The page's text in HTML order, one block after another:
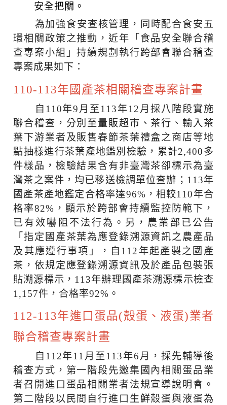
安全把關。
為加強食安查核管理，同時配合食安五
環相關政策之推動，近年「食品安全聯合稽
查專案小組」持續規劃執行跨部會聯合稽查
專案成果如下：
110-113年國產茶相關稽查專案計畫
自110年9月至113年12月採八階段實施
聯合稽查，分別至量販超市、茶行、輸入茶
葉下游業者及販售春節茶葉禮盒之商店等地
點抽樣進行茶葉產地鑑別檢驗，累計2,400多
件樣品，檢驗結果含有非臺灣茶卻標示為臺
灣茶之案件，均已移送檢調單位查辦；113年
國產茶產地鑑定合格率達96%，相較110年合
格率82%，顯示於跨部會持續監控防範下，
已有效嚇阻不法行為。另，農業部已公告
「指定國產茶葉為應登錄溯源資訊之農產品
及其應遵行事項」，自112年起產製之國產
茶，依規定應登錄溯源資訊及於產品包裝張
貼溯源標示，113年辦理國產茶溯源標示檢查
1,157件，合格率92%。
112-113年進口蛋品(殼蛋、液蛋)業者
聯合稽查專案計畫
自112年11月至113年6月，採先輔導後
稽查方式，第一階段先邀集國內相關蛋品業
者召開進口蛋品相關業者法規宣導說明會。
第二階段以民間自行進口生鮮殼蛋與液蛋為